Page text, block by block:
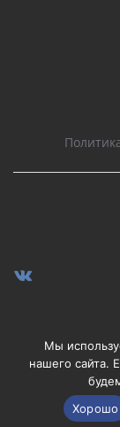
Copyright
Мы
нашего сайта.
Хорошо